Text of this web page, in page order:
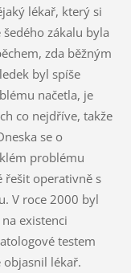
lékař, který si
zákalu byla
zda běžným
byl spíše
načetla, je
co nejdříve, takže
se o
problému
řešit operativně s
V roce 2000 byl
existenci
testem
objasnil lékař.